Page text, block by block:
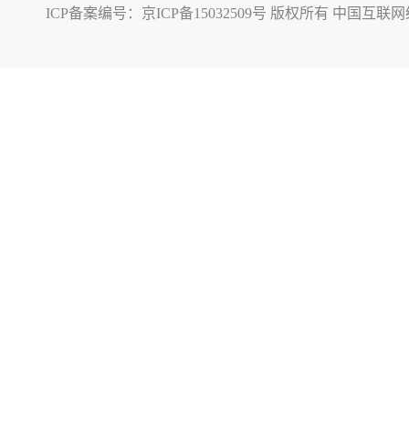
ICP备案编号： 京ICP备15032509号 版权所有 中国互联